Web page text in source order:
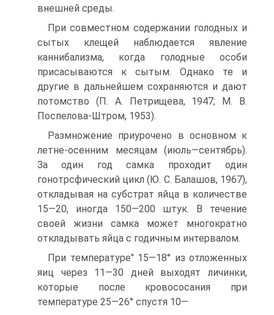
внешней среды.
При совместном содержании голодных и
сытых клещей наблюдается явление
каннибализма, когда голодные особи
присасываются к сытым. Однако те и
другие в дальнейшем сохраняются и дают
потомство (П. А. Петрищева, 1947; М. В.
Поспелова-Штром, 1953).
Размножение приурочено в основном к
летне-осенним месяцам (июль—сентябрь).
За один год самка проходит один
гонотрсфический цикл (Ю. С. Балашов, 1967),
откладывая на субстрат яйца в количестве
15—20, иногда 150—200 штук. В течение
своей жизни самка может многократно
откладывать яйца с годичным интервалом.
При температуре" 15—18° из отложенных
яиц через 11—30 дней выходят личинки,
которые после кровососания при
температуре 25—26° спустя 10—